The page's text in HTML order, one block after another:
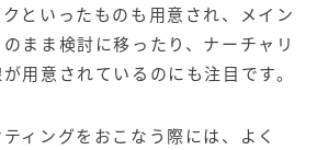
といったものも用意され、メイン
まま検討に移ったり、ナーチャリ
用意されているのにも注目です。
ィングをおこなう際には、よく